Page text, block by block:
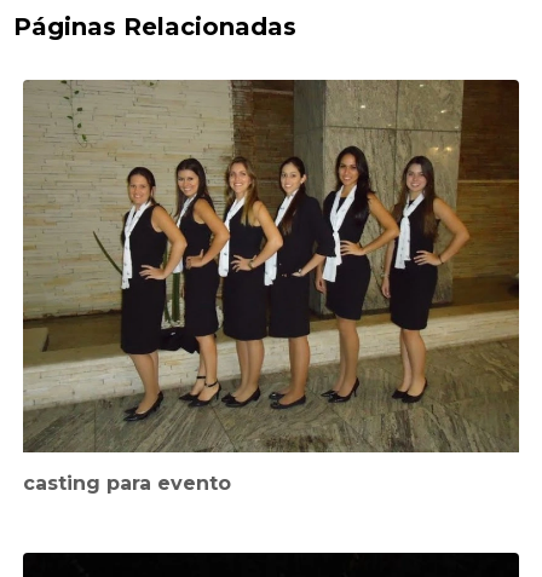
Páginas Relacionadas
casting para evento